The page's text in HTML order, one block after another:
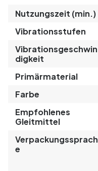
Nutzungszeit (min.)
Vibrationsstufen
Vibrationsgeschwin
digkeit
Primärmaterial
Farbe
Empfohlenes
Gleitmittel
Verpackungssprach
e